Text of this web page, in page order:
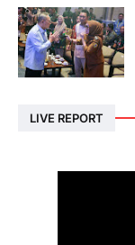
LIVE REPORT